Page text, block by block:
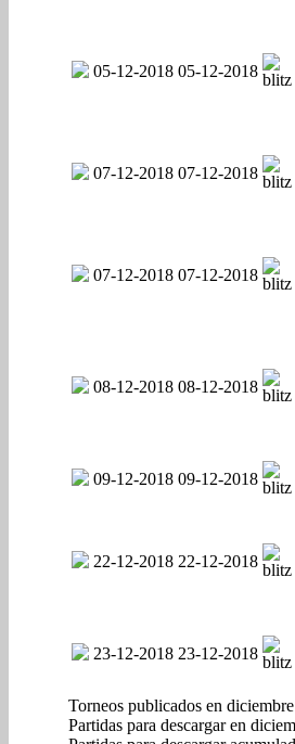
05-12-2018 05-12-2018
07-12-2018 07-12-2018
07-12-2018 07-12-2018
08-12-2018 08-12-2018
09-12-2018 09-12-2018
22-12-2018 22-12-2018
23-12-2018 23-12-2018
Torneos publicados en
Partidas para descargar en